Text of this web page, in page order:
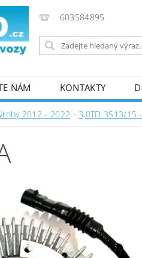
603584895
NÁM KONTAKTY
2012 - 2022 3,0TD 3S13/15